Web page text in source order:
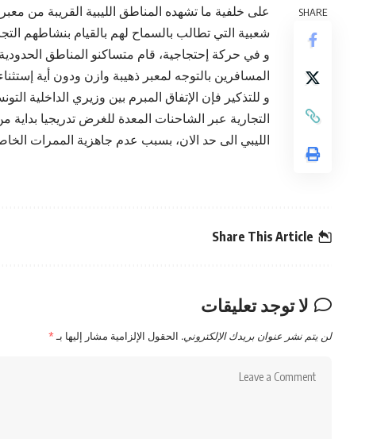
SHARE
على خلفية ما تشهده المناطق الليبية القريبة من
شعبية التي تطالب بالسماح لهم بالقيام بنشاطهم
و في حركة إحتجاجية، قام متساكنو المناطق
المسافرين بالتوجه لمعبر ذهيبة وازن ودون أية
و للتذكير فإن الإتفاق المبرم بين وزيري الداخلية
الليبي الى حد الان، بسبب عدم جاهزية الممرات
Share This Article
لا توجد تعليقات
لن يتم نشر عنوان بريدك الإلكتروني. الحقول الإلزامية مشار إليها بـ*